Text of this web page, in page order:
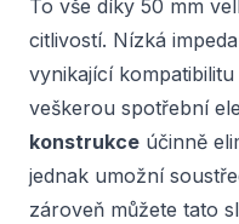
To vše díky 50 mm
citlivostí. Nízká
vynikající
veškerou spotřební
konstrukce účinně
jednak umožní
zároveň můžete tato